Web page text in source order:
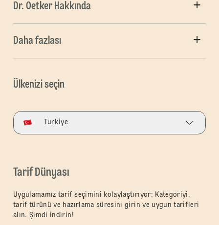
Dr. Oetker Hakkında
Daha fazlası
Ülkenizi seçin
Turkiye
Tarif Dünyası
Uygulamamız tarif seçimini kolaylaştırıyor: Kategoriyi,
tarif türünü ve hazırlama süresini girin ve uygun tarifleri
alın. Şimdi indirin!